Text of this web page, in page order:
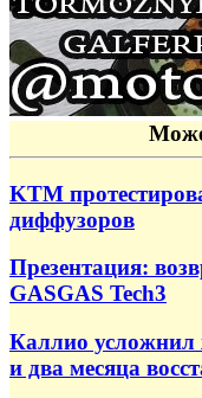
KTM
диффузоров
Презентация:
GASGAS Tech3
Каллио
и два месяца